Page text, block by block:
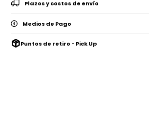
Plazos y costos de envío
Medios de Pago
Puntos de retiro - Pick Up